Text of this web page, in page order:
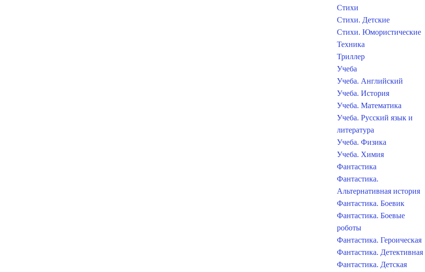
Стихи
Стихи. Детские
Стихи. Юмористические
Техника
Триллер
Учеба
Учеба. Английский
Учеба. История
Учеба. Математика
Учеба. Русский язык и
литература
Учеба. Физика
Учеба. Химия
Фантастика
Фантастика.
Альтернативная история
Фантастика. Боевик
Фантастика. Боевые
роботы
Фантастика. Героическая
Фантастика. Детективная
Фантастика. Детская